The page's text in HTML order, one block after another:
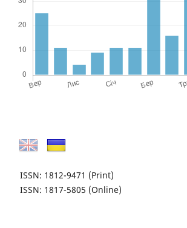
ISSN: 1812-9471 (Print)
ISSN: 1817-5805 (Online)